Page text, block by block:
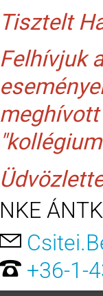
Tisztelt
Felhívjuk
meghívott
NKE
+36-1-